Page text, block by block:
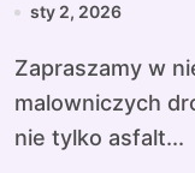
sty 2, 2026
Zapraszamy w niezwykłą podróż po najbardziej
malowniczych
nie tylko asfalt...